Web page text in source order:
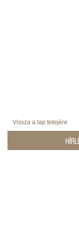
Vissza a lap tetejére